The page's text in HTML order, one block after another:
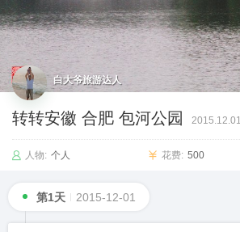
白大爷旅游达人
转转安徽 合肥 包河公园 2015.12.01
人物: 个人 花费: 500
第1天 2015-12-01